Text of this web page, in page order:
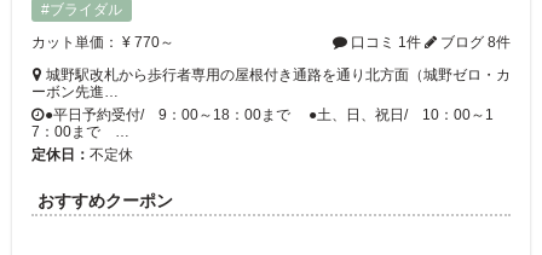
#ブライダル
カット単価： ¥ 770～
口コミ 1件
ブログ 8件
城野駅改札から歩行者専用の屋根付き通路を通り北方面（城野ゼロ・カ
ーボン先進…
●平日予約受付/ 9：00～18：00まで ●土、日、祝日/ 10：00～1
7：00まで …
定休日： 不定休
おすすめクーポン